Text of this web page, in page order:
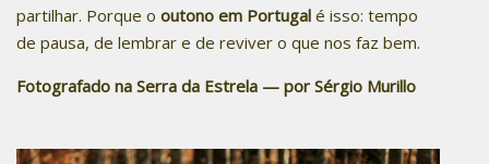
partilhar. Porque o outono em Portugal é isso: tempo
de pausa, de lembrar e de reviver o que nos faz bem.
Fotografado na Serra da Estrela — por Sérgio Murillo